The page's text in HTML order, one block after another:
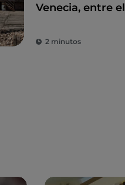
Venecia, entre el
ornitológico y el
2 minutos